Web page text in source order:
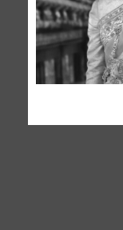
ขนาด
ดาวน์โหลด